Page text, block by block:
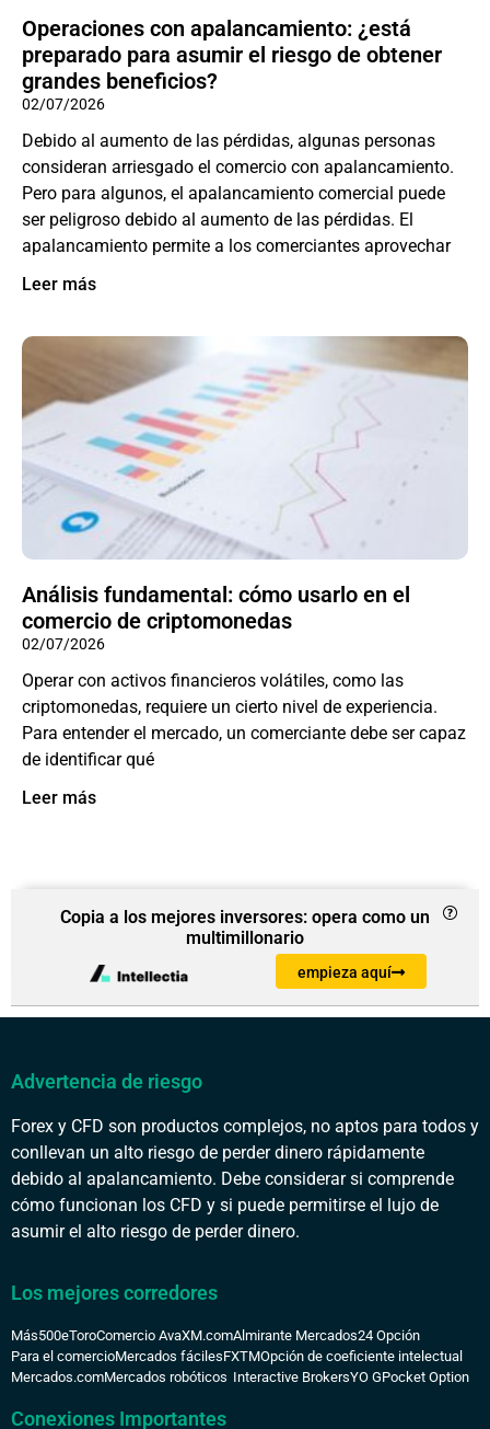
Operaciones con apalancamiento: ¿está
preparado para asumir el riesgo de obtener
grandes beneficios?
02/07/2026
Debido al aumento de las pérdidas, algunas personas
consideran arriesgado el comercio con apalancamiento.
Pero para algunos, el apalancamiento comercial puede
ser peligroso debido al aumento de las pérdidas. El
apalancamiento permite a los comerciantes aprovechar
Leer más
Análisis fundamental: cómo usarlo en el
comercio de criptomonedas
02/07/2026
Operar con activos financieros volátiles, como las
criptomonedas, requiere un cierto nivel de experiencia.
Para entender el mercado, un comerciante debe ser capaz
de identificar qué
Leer más
Copia a los mejores inversores: opera como un
multimillonario
empieza aquí
Advertencia de riesgo
Forex y CFD son productos complejos, no aptos para todos y
conllevan un alto riesgo de perder dinero rápidamente
debido al apalancamiento. Debe considerar si comprende
cómo funcionan los CFD y si puede permitirse el lujo de
asumir el alto riesgo de perder dinero.
Los mejores corredores
Más500eToroComercio AvaXM.comAlmirante Mercados24 Opción
Para el comercioMercados fácilesFXTMOpción de coeficiente intelectual
Mercados.comMercados robóticos Interactive BrokersYO GPocket Option
Conexiones Importantes